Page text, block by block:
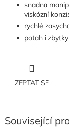
snadná
viskózní
rychlé
potah i
ZEPTAT SE
Související